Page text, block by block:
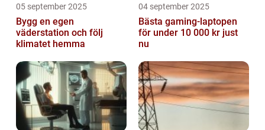
05 september 2025
Bygg en egen
väderstation och följ
klimatet hemma
04 september 2025
Bästa gaming-laptopen
för under 10 000 kr just
nu